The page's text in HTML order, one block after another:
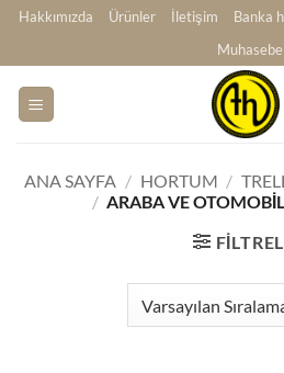
İçeriğe
Hakkımızda Ürünler İletişim Banka
Muhasebe
ANA SAYFA / HORTUM /
/ ARABA VE